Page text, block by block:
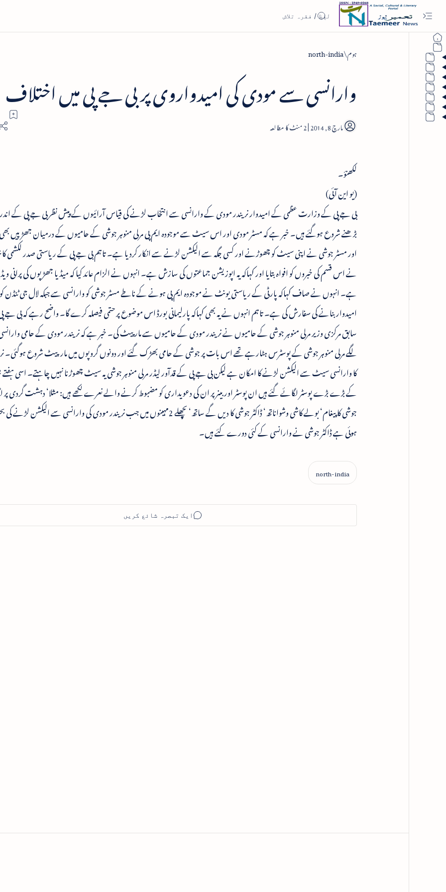
ہوم north-india
وارانسی سے مودی کی امیدواروی پر بی جے پی میں اختلاف
2
لکھنؤ۔
(یو این آئی)
بی جے پی کے وزارت عظمی کے امیدوار نریندر مودی کے وارانسی سے انتخاب لڑنے کی قیاس آرائیوں کے پیش نظر بی جے پی کے
بڑھنے شروع ہوگئے ہیں۔ خبر ہے کہ مسٹر مودی اور اس سیٹ سے موجودہ ایم پی مرلی منوہر جوشی کے حامیوں کے درمیان جھڑپیں
اور مسٹر جوشی نے اپنی سیٹ کو چھوڑنے اور کسی جگہ سے الیکشن لڑنے سے انکار کردیا ہے۔ تاہم بی جے پی کے ریاستی صدر لکشمی
نے اس قسم کی خبروں کو افواہ بتایا اور کہاکہ یہ اپوزیشن جماعتوں کی سازش ہے۔ انہوں نے الزام عائد کیا کہ میڈیا جھڑپوں کی پرانی
ہے۔ انہوں نے صاف کہاکہ پارٹی کے ریاستی یونٹ نے موجودہ ایم پی ہونے کے ناطے مسٹر جوشی کو وارانسی سے جبکہ لال جی ٹنڈن
امیدوار بنانے کی سفارش کی ہے۔ تاہم انہوں نے یہ بھی کہاکہ پارلیمانی بورڈ اس موضوع پر حتمی فیصلہ کرے گا۔ واضح رہے کہ بی جے
سابق مرکزی وزیر مرلی منوہر جوشی کے حامیوں نے نریندر مودی کے حامیوں سے مار پیٹ کی۔ خبر ہے کہ نریندر مودی کے حامی
لگے مرلی منوہر جوشی کے پوسٹرس ہٹارہے تھے اس بات پر جوشی کے حامی بھڑک گئے اور دونوں گروپوں میں مارپیٹ شروع ہوگئی۔
کا وارانسی سیٹ سے الیکشن لڑنے کا امکان ہے لیکن بی جے پی کے قدآور لیڈر مرلی منوہر جوشی یہ سیٹ چھوڑنا نہیں چاہتے۔ اسی
کے بڑے بڑے پوسٹر لگائے گئے ہیں ان پوسٹر اور بینر پر ان کی دعویداری کو مضبوط کرنے والے نعرے لکھے ہیں: مثلا‘ دہشت گردی پر
جوشی کا پیغام‘ بولے کاشی وشواناتھ‘ ڈاکٹر جوشی کا دیں گے ساتھ‘ پچھلے 2مہینوں میں جب نریندر مودی کی وارانسی سے
ہوئی ہے ڈاکٹر جوشی نے وارانسی کے کئی دورے کئے ہیں۔